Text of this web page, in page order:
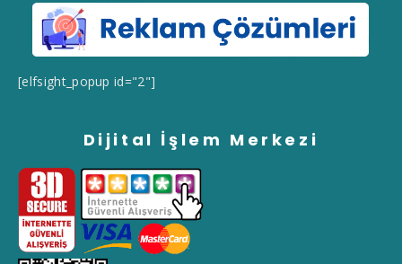
[elfsight_popup id="2"]
Dijital İşlem Merkezi